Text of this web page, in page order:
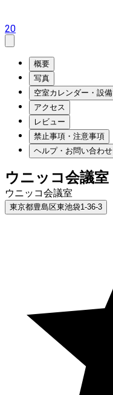
20
概要
写真
空室カレンダー・設備
アクセス
レビュー
禁止事項・注意事項
ヘルプ・お問い合わせ
ウニッコ会議室
ウニッコ会議室
東京都豊島区東池袋1-36-3